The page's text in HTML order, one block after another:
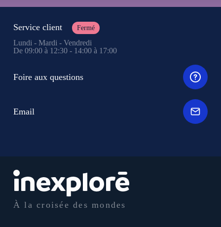
À la croisée des mondes
Service client Fermé
Lundi - Mardi - Vendredi
De 09:00 à 12:30 - 14:00 à 17:00
Foire aux questions
Email